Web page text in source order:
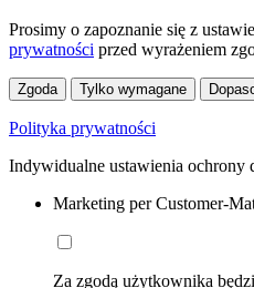
Prosimy o zapoznanie się z
prywatności przed wyrażeniem
Zgoda Tylko wymagane
Polityka prywatności
Indywidualne ustawienia ochrony
Marketing per Customer-
Za zgodą użytkownika